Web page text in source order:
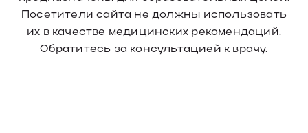
Посетители сайта не должны использовать
их в качестве медицинских рекомендаций.
Обратитесь за консультацией к врачу.